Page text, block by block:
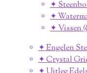
✦
✦
✦ Vissen
✦ Engelen
✦ Crystal